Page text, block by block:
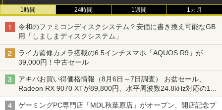
1時間 24時間 1週間 1カ月
令和のファミコンディスクシステム？安価に書き換え可能なGB
用「しましまディスクシステム」
ライカ監修カメラ搭載の6.5インチスマホ「AQUOS R9」が
39,000円！中古セール
アキバお買い得価格情報（8月6日～7日調査） お盆セール、
Radeon RX 9070 XTが89,800円、水平周波数24.8kHz対応の17
型モニターが9,801円、暑さ指数連動セール ほか
ゲーミングPC専門店「MDL秋葉原店」がオープン、開店記念プ